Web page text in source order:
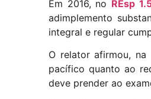
Em 2016, no REsp
adimplemento
integral e regular
O relator afirmou, na
pacífico quanto ao
deve prender ao